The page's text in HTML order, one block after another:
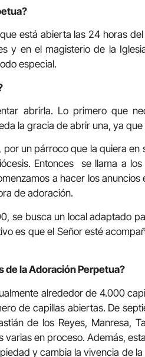
está abierta las 24 horas
y en el magisterio de la
especial.
abrirla. Lo primero que
la gracia de abrir una, ya
un párroco que la quiera
Entonces se llama a
a hacer los
de adoración.
se busca un local adaptado
es que el Señor esté
de la Adoración Perpetua?
alrededor de 4.000
de capillas abiertas. De
de los Reyes, Manresa,
en proceso. Además,
y cambia la vivencia de